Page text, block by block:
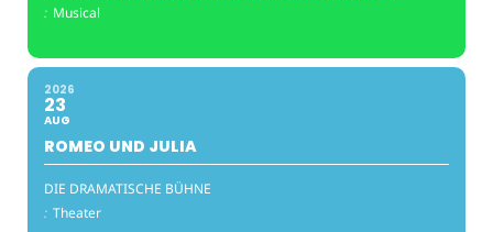
: Musical
2026
23
AUG
ROMEO UND JULIA
DIE DRAMATISCHE BÜHNE
: Theater